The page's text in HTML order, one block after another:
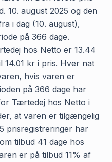
10. august 2025 og den
i dag (10. august),
på 366 dage.
hos Netto er 13.44
kr i pris. Hver nat
hvis varen er
på 366 dage har
Tærtedej hos Netto i
at varen er tilgængelig
prisregistreringer har
tilbud 41 dage hos
er på tilbud 11% af